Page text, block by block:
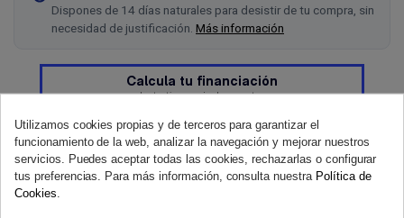
Dispones de 14 días naturales para desistir de tu compra, sin
necesidad de justificación. Más información
Utilizamos cookies propias y de terceros para garantizar el
funcionamiento de la web, analizar la navegación y mejorar nuestros
servicios. Puedes aceptar todas las cookies, rechazarlas o configurar
tus preferencias. Para más información, consulta nuestra Política de
Cookies